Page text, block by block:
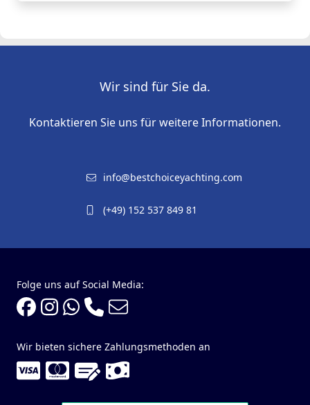
Wir sind für Sie da.
Kontaktieren Sie uns für weitere Informationen.
info@bestchoiceyachting.com
(+49) 152 537 849 81
Folge uns auf Social Media:
Wir bieten sichere Zahlungsmethoden an